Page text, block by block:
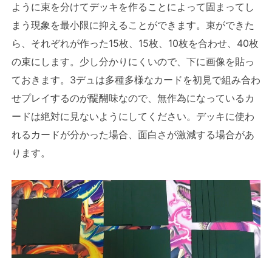
ように束を分けてデッキを作ることによって固まってし
まう現象を最小限に抑えることができます。束ができた
ら、それぞれが作った15枚、15枚、10枚を合わせ、40枚
の束にします。少し分かりにくいので、下に画像を貼っ
ておきます。3デュは多種多様なカードを初見で組み合わ
せプレイするのが醍醐味なので、無作為になっているカ
ードは絶対に見ないようにしてください。デッキに使わ
れるカードが分かった場合、面白さが激減する場合があ
ります。